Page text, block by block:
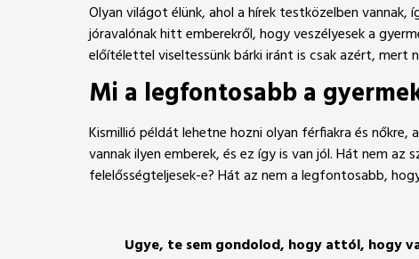
Olyan világot élünk, ahol a hírek testközelben
jóravalónak hitt emberekről, hogy veszélyesek a
előítélettel viseltessünk bárki iránt is csak azért, mert
Mi a legfontosabb a
Kismillió példát lehetne hozni olyan férfiakra és nőkre,
vannak ilyen emberek, és ez így is van jól. Hát nem
felelősségteljesek-e? Hát az nem a legfontosabb,
Ugye, te sem gondolod, hogy attól, hogy